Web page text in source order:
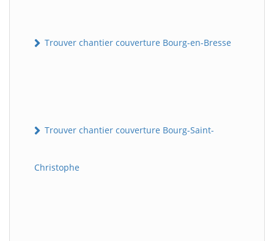
Trouver chantier couverture Bourg-en-Bresse
Trouver chantier couverture Bourg-Saint-
Christophe